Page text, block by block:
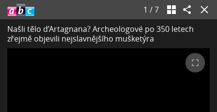
1 /7
Našli tělo d’Artagnana? Archeologové po 350 letech
zřejmě objevili nejslavnějšího mušketýra